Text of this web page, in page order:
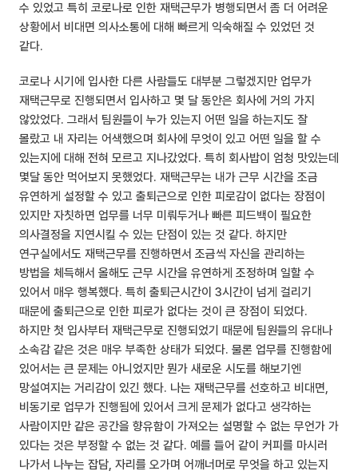
수 있었고 특히 코로나로 인한 재택근무가 병행되면서 좀 더 어려운
상황에서 비대면 의사소통에 대해 빠르게 익숙해질 수 있었던 것
같다.
코로나 시기에 입사한 다른 사람들도 대부분 그렇겠지만 업무가
재택근무로 진행되면서 입사하고 몇 달 동안은 회사에 거의 가지
않았었다. 그래서 팀원들이 누가 있는지 어떤 일을 하는지도 잘
몰랐고 내 자리는 어색했으며 회사에 무엇이 있고 어떤 일을 할 수
있는지에 대해 전혀 모르고 지나갔었다. 특히 회사밥이 엄청 맛있는데
몇달 동안 먹어보지 못했었다. 재택근무는 내가 근무 시간을 조금
유연하게 설정할 수 있고 출퇴근으로 인한 피로감이 없다는 장점이
있지만 자칫하면 업무를 너무 미뤄두거나 빠른 피드백이 필요한
의사결정을 지연시킬 수 있는 단점이 있는 것 같다. 하지만
연구실에서도 재택근무를 진행하면서 조금씩 자신을 관리하는
방법을 체득해서 올해도 근무 시간을 유연하게 조정하며 일할 수
있어서 매우 행복했다. 특히 출퇴근시간이 3시간이 넘게 걸리기
때문에 출퇴근으로 인한 피로가 없다는 것이 큰 장점이 되었다.
하지만 첫 입사부터 재택근무로 진행되었기 때문에 팀원들의 유대나
소속감 같은 것은 매우 부족한 상태가 되었다. 물론 업무를 진행함에
있어서는 큰 문제는 아니었지만 뭔가 새로운 시도를 해보기엔
망설여지는 거리감이 있긴 했다. 나는 재택근무를 선호하고 비대면,
비동기로 업무가 진행됨에 있어서 크게 문제가 없다고 생각하는
사람이지만 같은 공간을 향유함이 가져오는 설명할 수 없는 무언가 가
있다는 것은 부정할 수 없는 것 같다. 예를 들어 같이 커피를 마시러
나가서 나누는 잡담, 자리를 오가며 어깨너머로 무엇을 하고 있는지